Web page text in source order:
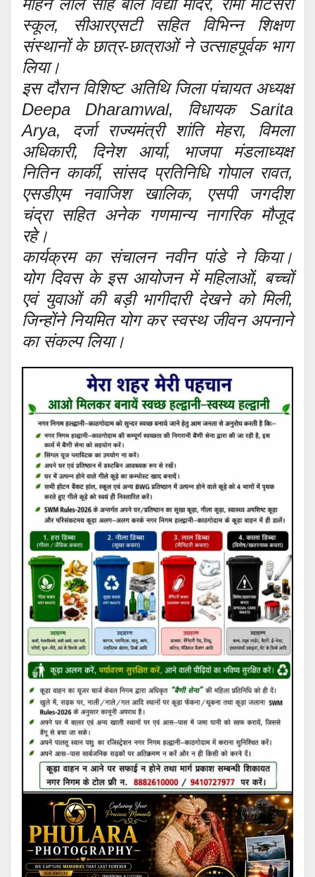
मोहन लाल साह बाल विद्या मंदिर, रामा मोंटेसरी
स्कूल, सीआरएसटी सहित विभिन्न शिक्षण
संस्थानों के छात्र-छात्राओं ने उत्साहपूर्वक भाग
लिया।
इस दौरान विशिष्ट अतिथि जिला पंचायत अध्यक्ष
Deepa Dharamwal, विधायक Sarita
Arya, दर्जा राज्यमंत्री शांति मेहरा, विमला
अधिकारी, दिनेश आर्या, भाजपा मंडलाध्यक्ष
नितिन कार्की, सांसद प्रतिनिधि गोपाल रावत,
एसडीएम नवाजिश खालिक, एसपी जगदीश
चंद्रा सहित अनेक गणमान्य नागरिक मौजूद
रहे।
कार्यक्रम का संचालन नवीन पांडे ने किया।
योग दिवस के इस आयोजन में महिलाओं, बच्चों
एवं युवाओं की बड़ी भागीदारी देखने को मिली,
जिन्होंने नियमित योग कर स्वस्थ जीवन अपनाने
का संकल्प लिया।